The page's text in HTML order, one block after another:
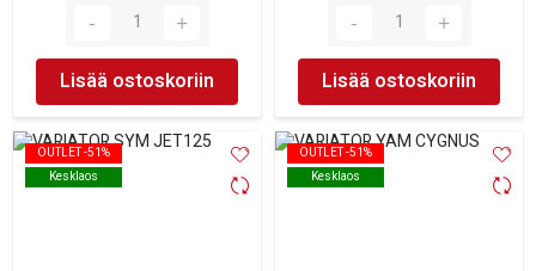
Lisää ostoskoriin Lisää ostoskoriin
OUTLET -51%
Kesklaos
OUTLET -51%
Kesklaos
OUTLET -51%
Kesklaos
OUTLET -51%
Kesklaos